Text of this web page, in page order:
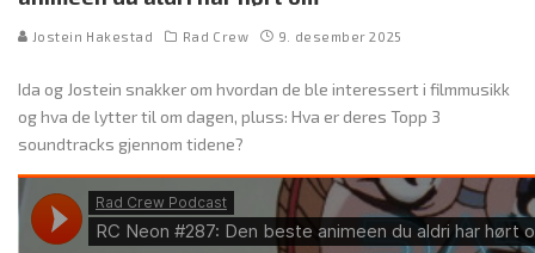
Jostein Hakestad Rad Crew 9. desember 2025
Ida og Jostein snakker om hvordan de ble interessert i filmmusikk
og hva de lytter til om dagen, pluss: Hva er deres Topp 3
soundtracks gjennom tidene?